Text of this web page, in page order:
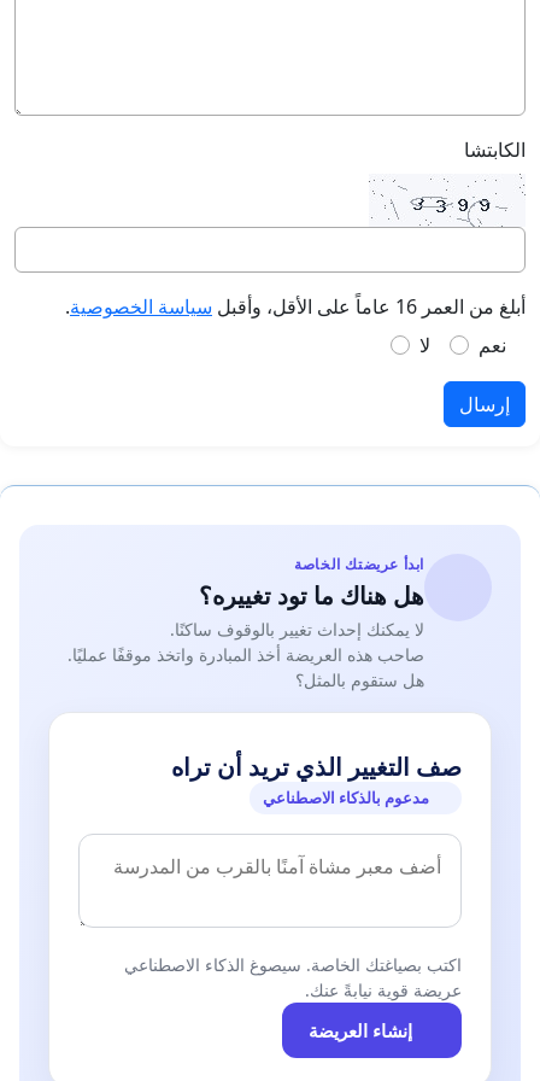
الكابتشا
أبلغ من العمر 16 عاماً على الأقل، وأقبل سياسة الخصوصية.
نعم
لا
إرسال
ابدأ عريضتك الخاصة
هل هناك ما تود تغييره؟
لا يمكنك إحداث تغيير بالوقوف ساكنًا.
صاحب هذه العريضة أخذ المبادرة واتخذ موقفًا عمليًا.
هل ستقوم بالمثل؟
صف التغيير الذي تريد أن تراه
مدعوم بالذكاء الاصطناعي
اكتب بصياغتك الخاصة. سيصوغ الذكاء الاصطناعي
عريضة قوية نيابةً عنك.
إنشاء العريضة